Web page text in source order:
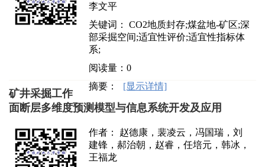
李文平
关键词： CO2地质封存;煤盆地-矿区;深
部采掘空间;适宜性评价;适宜性指标体
系;
阅读量：0
摘要：
[显示详情]
矿井采掘工作
面断层多维度预测模型与信息系统开发及应用
作者： 赵德康，裴凌云，冯国瑞，刘
建锋，郝治朝，赵睿，任培元，韩冰，
王福龙